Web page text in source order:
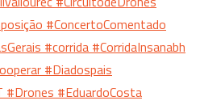
#ConcertoComentado
#corrida #CorridaInsanabh
#Diadospais
#Drones #EduardoCosta